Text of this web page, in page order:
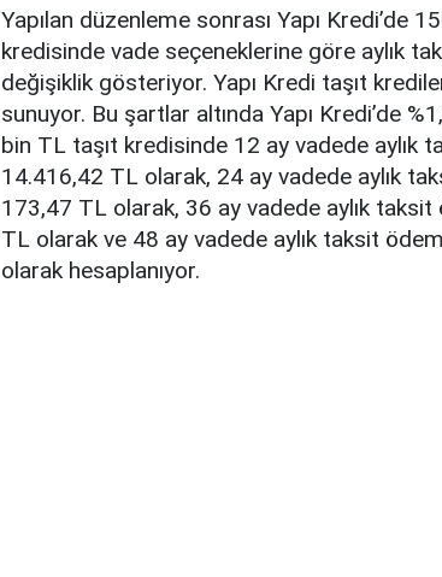
Yapılan düzenleme sonrası Yapı Kredi’de
kredisinde vade seçeneklerine göre aylık
değişiklik gösteriyor. Yapı Kredi taşıt
sunuyor. Bu şartlar altında Yapı Kredi’de
bin TL taşıt kredisinde 12 ay vadede aylık
14.416,42 TL olarak, 24 ay vadede aylık
173,47 TL olarak, 36 ay vadede aylık
TL olarak ve 48 ay vadede aylık taksit
olarak hesaplanıyor.